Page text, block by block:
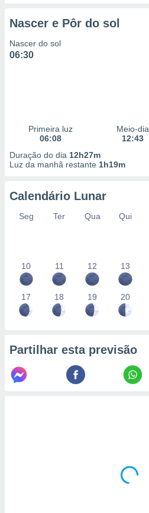
Nascer e Pôr do sol
Nascer do sol
06:30
Primeira luz
06:08
Meio-dia
12:43
Duração do dia 12h27m
Luz da manhã restante 1h19m
Calendário Lunar
Seg Ter Qua Qui
10 11 12 13
17 18 19 20
Partilhar esta previsão